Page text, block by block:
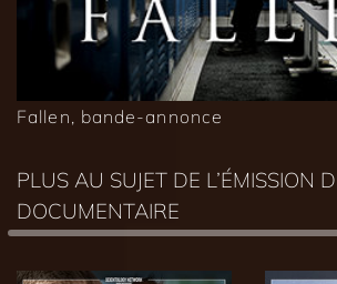
Fallen, bande-annonce
PLUS AU SUJET DE L’ÉMISSION
DOCUMENTAIRE